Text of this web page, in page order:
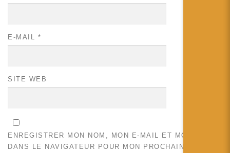
E-MAIL *
SITE WEB
ENREGISTRER MON NOM, MON E-MAIL ET MON SITE
DANS LE NAVIGATEUR POUR MON PROCHAIN